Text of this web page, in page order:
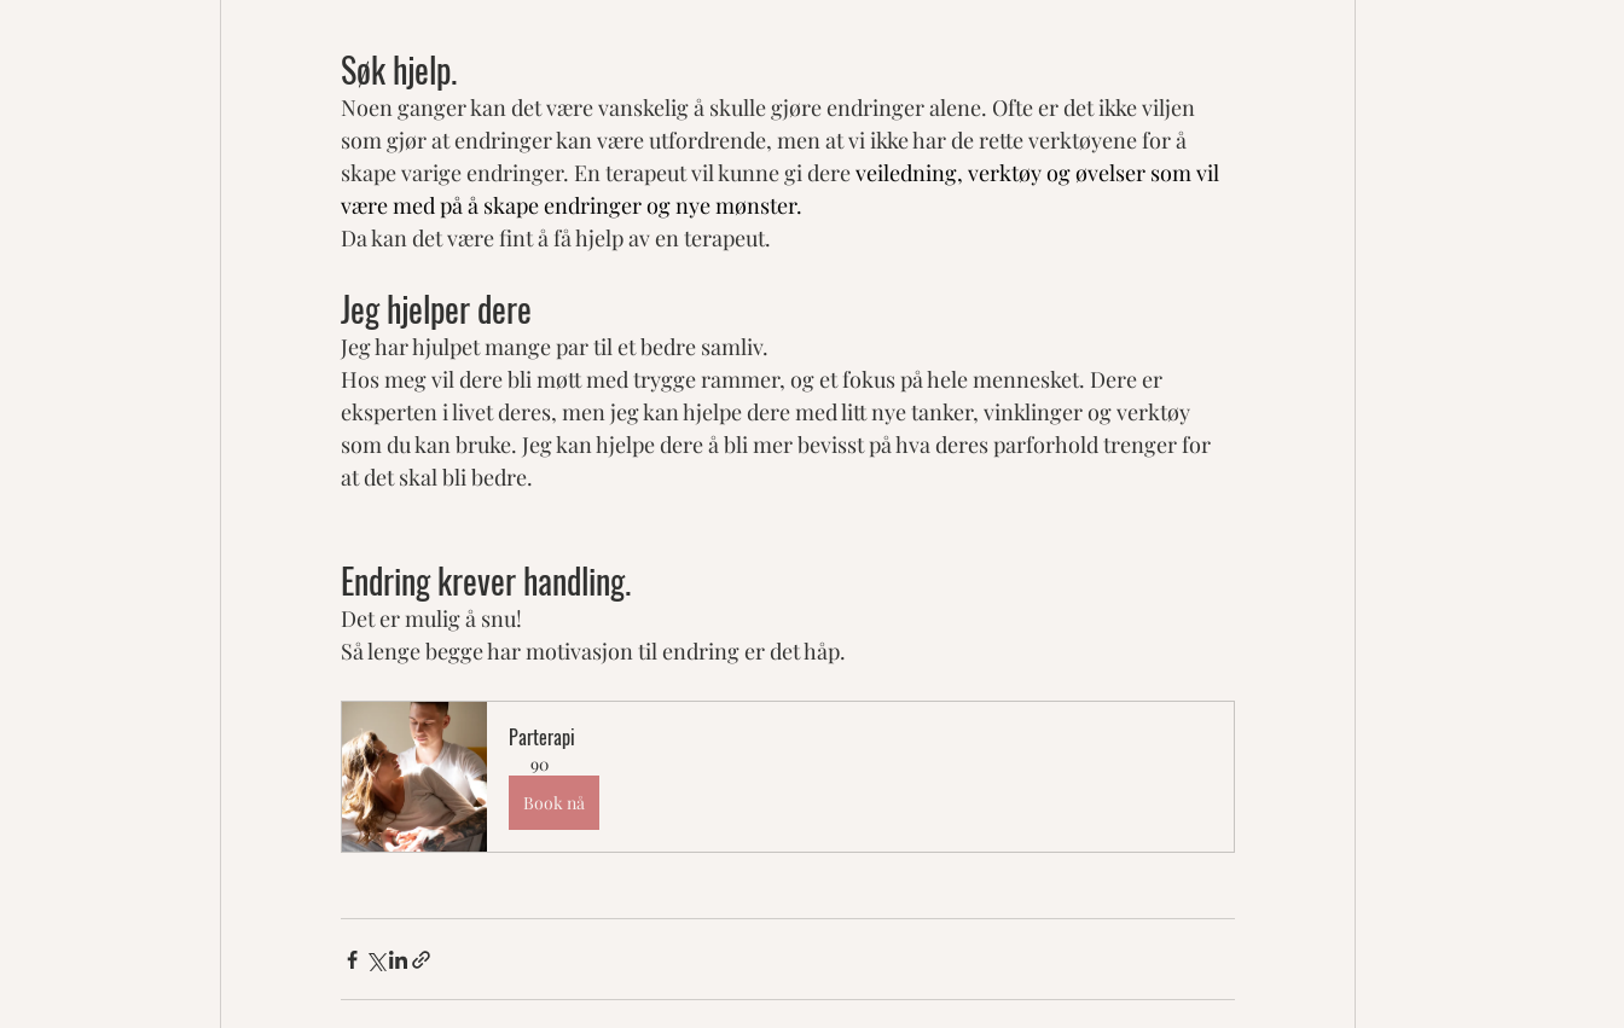
Søk hjelp.
Noen ganger kan det være vanskelig å skulle gjøre endringer alene. Ofte er det ikke viljen
som gjør at endringer kan være utfordrende, men at vi ikke har de rette verktøyene for å
skape varige endringer. En terapeut vil kunne gi dere veiledning, verktøy og øvelser som vil
være med på å skape endringer og nye mønster.
Da kan det være fint å få hjelp av en terapeut.
Jeg hjelper dere
Jeg har hjulpet mange par til et bedre samliv.
Hos meg vil dere bli møtt med trygge rammer, og et fokus på hele mennesket. Dere er
eksperten i livet deres, men jeg kan hjelpe dere med litt nye tanker, vinklinger og verktøy
som du kan bruke. Jeg kan hjelpe dere å bli mer bevisst på hva deres parforhold trenger for
at det skal bli bedre.
Endring krever handling.
Det er mulig å snu!
Så lenge begge har motivasjon til endring er det håp.
Parterapi
90
Book nå